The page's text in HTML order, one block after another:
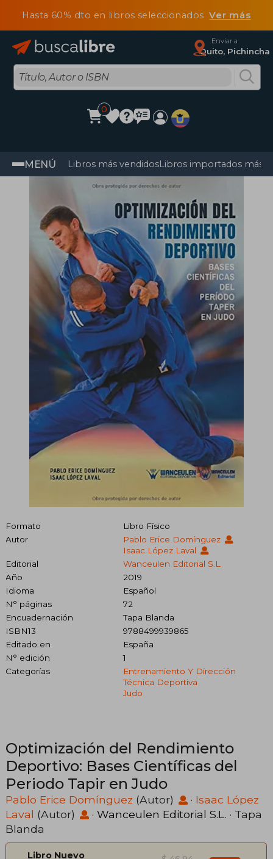
Hasta 60% dto en libros seleccionadosVer más
Enviar a
Quito, Pichincha
0
MENÚ Libros más vendidosLibros importados más
Formato
Libro Físico
Autor
Pablo Erice Domínguez
Isaac López Laval
Editorial
Wanceulen Editorial S.L.
Año
2019
Idioma
Español
N° páginas
72
Encuadernación
Tapa Blanda
ISBN13
9788499939865
Editado en
España
N° edición
1
Categorías
Entrenamiento Y Dirección
Técnica Deportiva
Judo
Optimización del Rendimiento
Deportivo: Bases Científicas del
Periodo Tapir en Judo
Pablo Erice Domínguez (Autor) · Isaac López
Laval (Autor) · Wanceulen Editorial S.L. · Tapa
Blanda
Libro Nuevo